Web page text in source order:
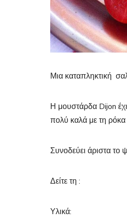
Μια καταπληκτική
Η μουστάρδα Dijon
πολύ καλά με τη ρόκα
Συνοδεύει άριστα το
Δείτε τη :
Υλικά: